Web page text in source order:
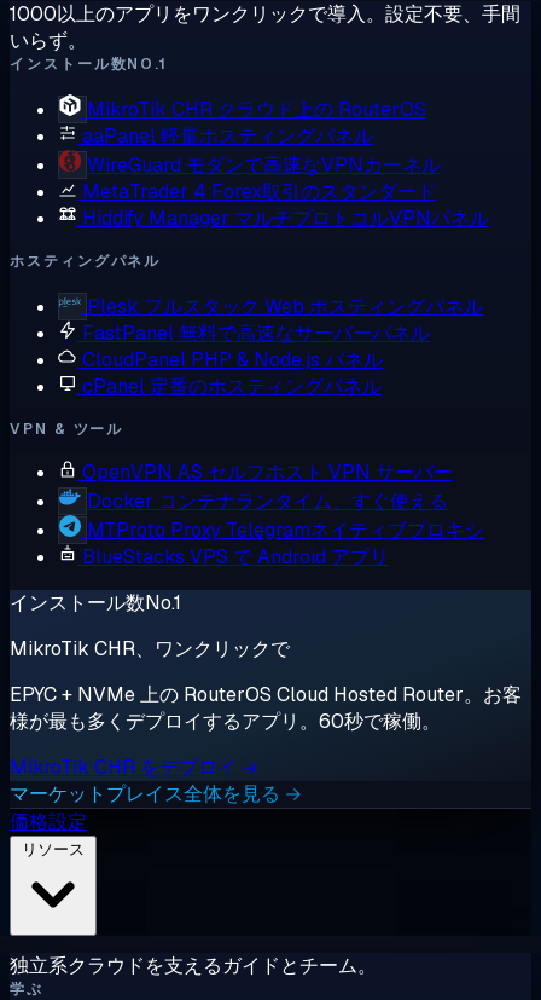
1000以上のアプリをワンクリックで導入。設定不要、手間
いらず。
インストール数NO.1
MikroTik CHR クラウド上の RouterOS
aaPanel軽量ホスティングパネル
WireGuard モダンで高速なVPNカーネル
MetaTrader 4 Forex取引のスタンダード
Hiddify Manager マルチプロトコルVPNパネル
ホスティングパネル
Plesk フルスタック Web ホスティングパネル
FastPanel無料で高速なサーバーパネル
CloudPanel PHP & Node.js パネル
cPanel 定番のホスティングパネル
VPN & ツール
OpenVPN AS セルフホスト VPN サーバー
Docker コンテナランタイム、すぐ使える
MTProto Proxy Telegramネイティブプロキシ
BlueStacks VPS で Android アプリ
インストール数No.1
MikroTik CHR、ワンクリックで
EPYC + NVMe 上の RouterOS Cloud Hosted Router。お客
様が最も多くデプロイするアプリ。60秒で稼働。
MikroTik CHR をデプロイ →
マーケットプレイス全体を見る →
価格設定
独立系クラウドを支えるガイドとチーム。
学ぶ